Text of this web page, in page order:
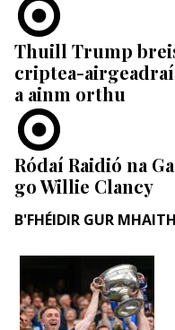
Thuill Trump
criptea-airgeadraí
a ainm orthu
Ródaí Raidió na
go Willie Clancy
B'FHÉIDIR GUR